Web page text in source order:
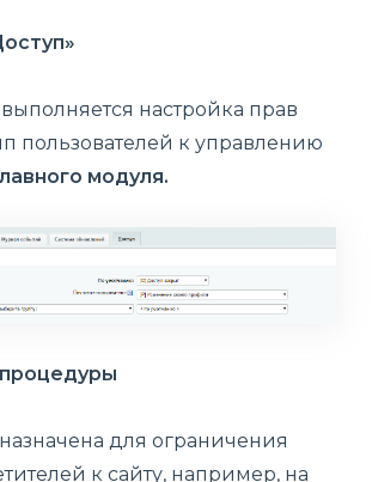
настройка прав
пользователей к управлению
модуля.
для ограничения
к сайту, например, на